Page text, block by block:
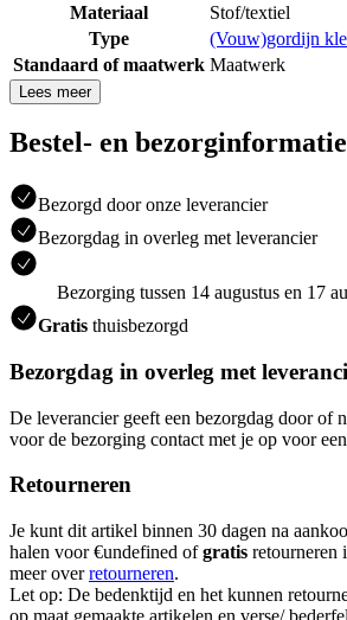
Materiaal
Stof/textiel
Type
(Vouw)gordijn
Standaard of maatwerk Maatwerk
Lees meer
Bestel- en bezorginformatie
Bezorgd door onze leverancier
Bezorgdag in overleg met leverancier
Bezorging tussen 14 augustus en 17
Gratis thuisbezorgd
Bezorgdag in overleg met
De leverancier geeft een bezorgdag door of
voor de bezorging contact met je op voor
Retourneren
Je kunt dit artikel binnen 30 dagen na
halen voor €undefined ofgratis retourneren
meer overretourneren.
Let op: De bedenktijd en het kunnen